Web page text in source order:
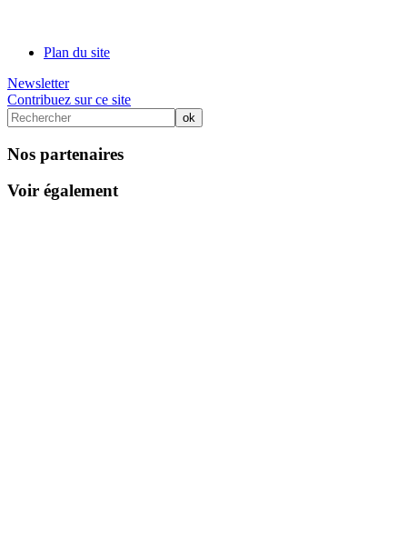
Plan du site
Newsletter
Contribuez sur ce site
Nos partenaires
Voir également